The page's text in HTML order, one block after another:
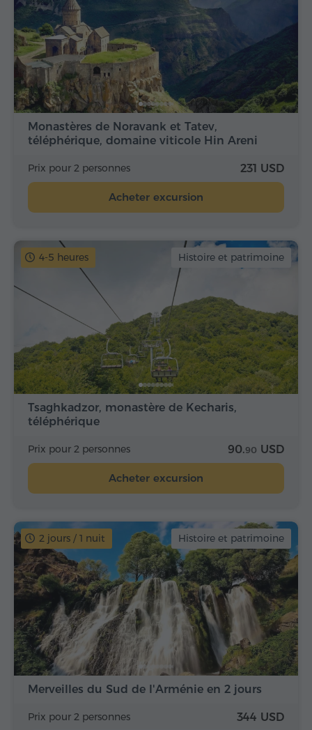
Monastères de Noravank et Tatev,
téléphérique, domaine viticole Hin Areni
Prix pour 2 personnes 231 USD
Acheter excursion
4-5 heures Histoire et patrimoine
Tsaghkadzor, monastère de Kecharis,
téléphérique
Prix pour 2 personnes 90.90 USD
Acheter excursion
2 jours / 1 nuit Histoire et patrimoine
Merveilles du Sud de l'Arménie en 2 jours
Prix pour 2 personnes 344 USD